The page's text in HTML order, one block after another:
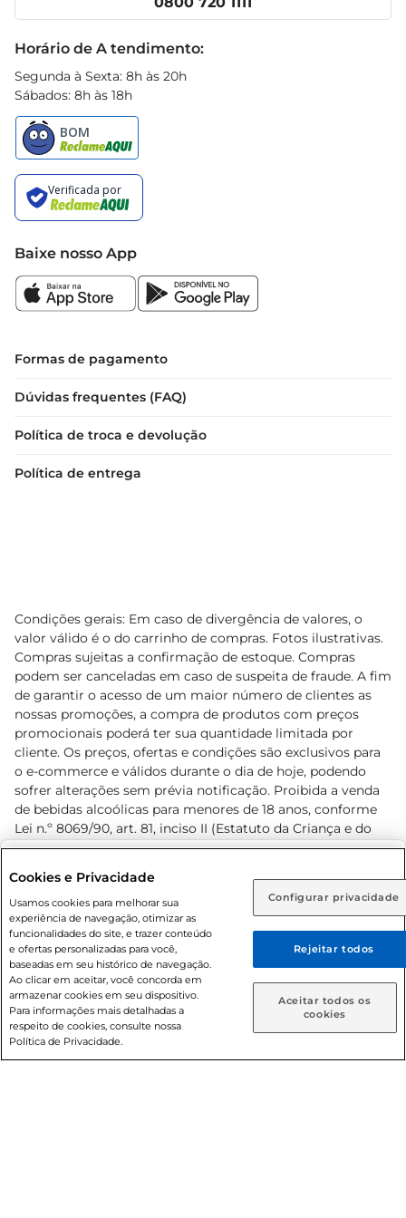
Rio de Janeiro (RJ) Goiás (GO)
Ou
Caso queira comprar online, informe como deseja receber
suas compras:
Entrega em casa Retire em Loja
Horário de A tendimento:
Segunda à Sexta: 8h às 20h
Sábados: 8h às 18h
Baixe nosso App
Formas de pagamento
Dúvidas frequentes (FAQ)
Política de troca e devolução
Política de entrega
Condições gerais: Em caso de divergência de valores, o
valor válido é o do carrinho de compras. Fotos ilustrativas.
Compras sujeitas a confirmação de estoque. Compras
podem ser canceladas em caso de suspeita de fraude. A fim
de garantir o acesso de um maior número de clientes as
nossas promoções, a compra de produtos com preços
promocionais poderá ter sua quantidade limitada por
cliente. Os preços, ofertas e condições são exclusivos para
o e-commerce e válidos durante o dia de hoje, podendo
sofrer alterações sem prévia notificação. Proibida a venda
de bebidas alcoólicas para menores de 18 anos, conforme
Lei n.º 8069/90, art. 81, inciso II (Estatuto da Criança e do
Adolescente). Preços e condições exclusivos para o
prévio. O valor mínimo para as compras on-line é de R$
80,00.
© 2026 Copyright. Todos os direitos
reservados Prezunic.
Cookies e Privacidade
Usamos cookies para melhorar sua
experiência de navegação, otimizar as
funcionalidades do site, e trazer conteúdo
e ofertas personalizadas para você,
baseadas em seu histórico de navegação.
Ao clicar em aceitar, você concorda em
armazenar cookies em seu dispositivo.
Para informações mais detalhadas a
respeito de cookies, consulte nossa
Política de Privacidade.
Configurar privacidade
Rejeitar todos
Aceitar todos os
cookies